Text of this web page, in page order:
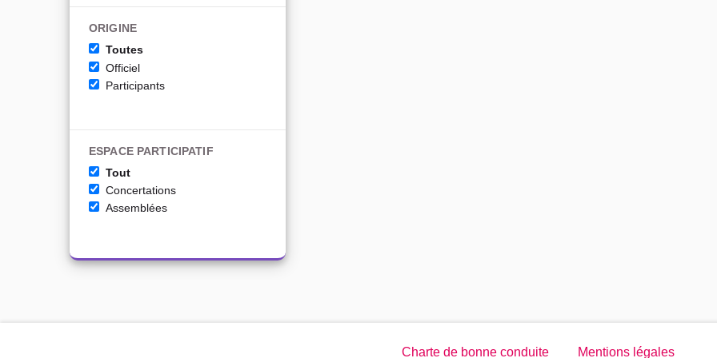
ORIGINE
Toutes
Officiel
Participants
ESPACE PARTICIPATIF
Tout
Concertations
Assemblées
Charte de bonne conduite Mentions légales